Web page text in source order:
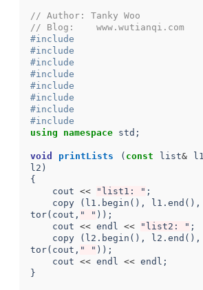
// Author: Tanky Woo
// Blog:    www.wutianqi.com
#include
#include
#include
#include
#include
#include
#include
#include
using
namespace std ;
void printLists ( const list& l1
l2 )
{
cout << "list1: " ;
copy
( l1 . begin (), l1 . end (),
tor( cout , " " ));
cout << endl << "list2: " ;
copy
( l2 . begin (), l2 . end (),
tor( cout , " " ));
cout << endl << endl ;
}